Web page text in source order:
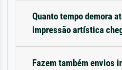
Quanto tempo demora
impressão artística
Fazem também envios